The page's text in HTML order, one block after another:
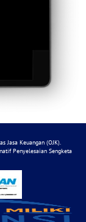
Jasa Keuangan (OJK).
Penyelesaian Sengketa